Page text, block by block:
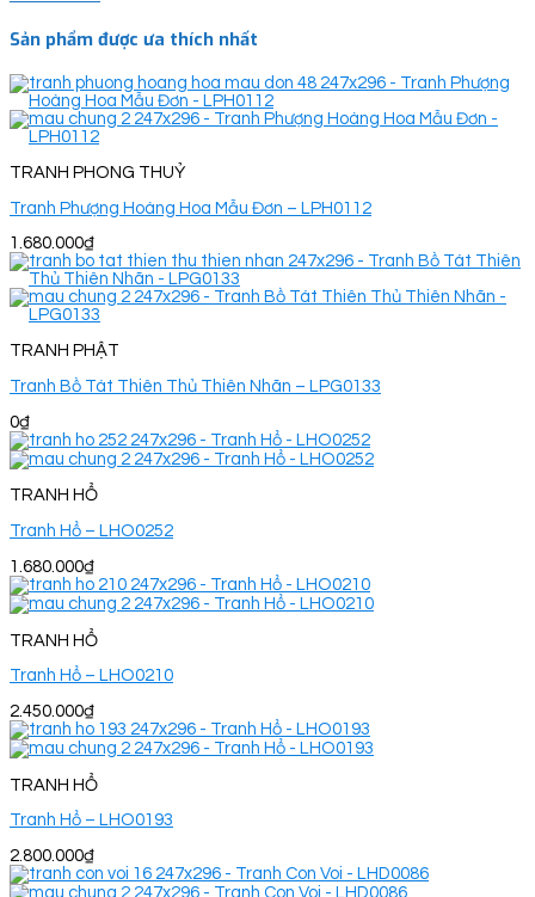
Sản phẩm được ưa thích nhất
TRANH PHONG THUỶ
Tranh Phượng Hoàng Hoa Mẫu Đơn – LPH0112
1.680.000₫
TRANH PHẬT
Tranh Bồ Tát Thiên Thủ Thiên Nhãn – LPG0133
0₫
TRANH HỔ
Tranh Hổ – LHO0252
1.680.000₫
TRANH HỔ
Tranh Hổ – LHO0210
2.450.000₫
TRANH HỔ
Tranh Hổ – LHO0193
2.800.000₫